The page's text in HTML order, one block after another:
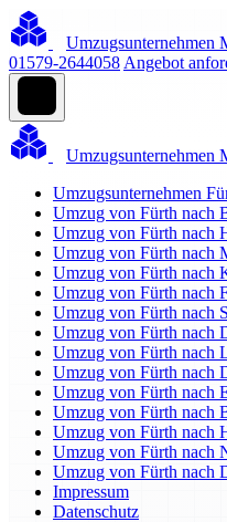
Umzugsunternehmen
01579-2644058 Angebot
Umzugsunternehmen
Umzugsunternehmen
Umzug von Fürth nach
Umzug von Fürth nach
Umzug von Fürth nach
Umzug von Fürth nach
Umzug von Fürth nach
Umzug von Fürth nach
Umzug von Fürth nach
Umzug von Fürth nach
Umzug von Fürth nach
Umzug von Fürth nach
Umzug von Fürth nach
Umzug von Fürth nach
Umzug von Fürth nach
Umzug von Fürth nach
Impressum
Datenschutz